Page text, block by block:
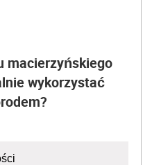
macierzyńskiego
wykorzystać